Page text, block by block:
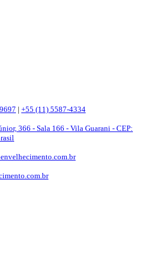
| +55 (11) 5587-4334
366 - Sala 166 - Vila Guarani - CEP: